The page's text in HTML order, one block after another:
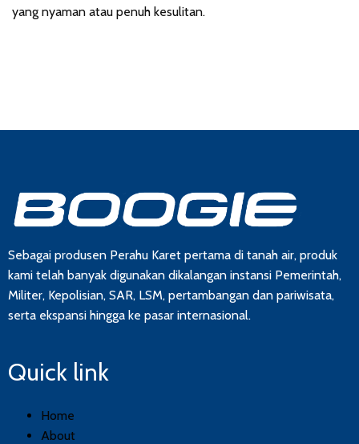
yang nyaman atau penuh kesulitan.
Sebagai produsen Perahu Karet pertama di tanah air, produk
kami telah banyak digunakan dikalangan instansi Pemerintah,
Militer, Kepolisian, SAR, LSM, pertambangan dan pariwisata,
serta ekspansi hingga ke pasar internasional.
Quick link
Home
About